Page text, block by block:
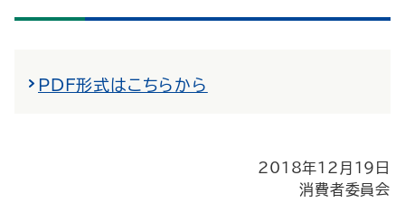
PDF形式はこちらから
2018年12月19日
消費者委員会